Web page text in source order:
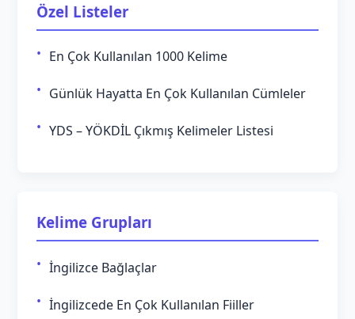
Özel Listeler
En Çok Kullanılan 1000 Kelime
Günlük Hayatta En Çok Kullanılan Cümleler
YDS – YÖKDİL Çıkmış Kelimeler Listesi
Kelime Grupları
İngilizce Bağlaçlar
İngilizcede En Çok Kullanılan Fiiller